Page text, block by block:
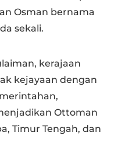
Osman bernama
sekali.
kerajaan
kejayaan dengan
Ottoman
Timur Tengah, dan